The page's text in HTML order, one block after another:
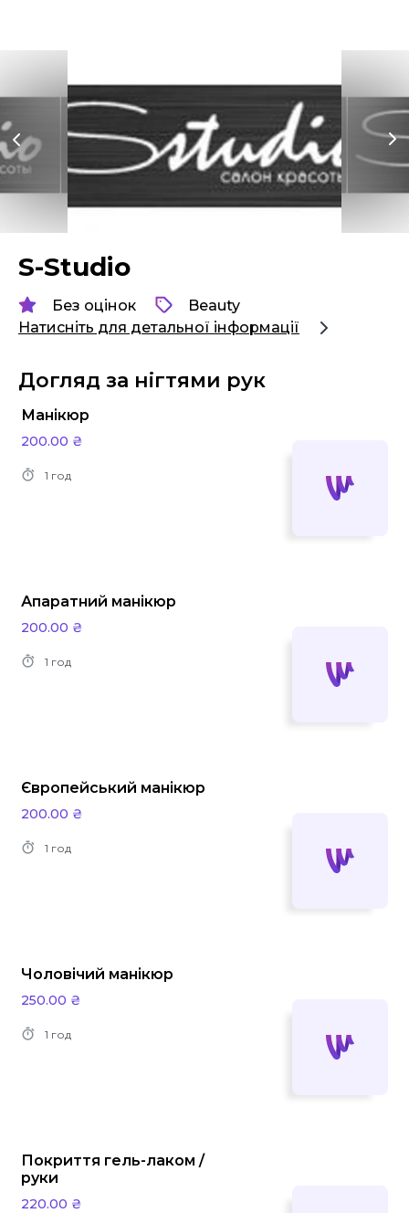
S-Studio
Без оцінок
Beauty
Натисніть для детальної інформації
Догляд за нігтями рук
Манікюр
200.00 ₴
1 год
Апаратний манікюр
200.00 ₴
1 год
Європейський манікюр
200.00 ₴
1 год
Чоловічий манікюр
250.00 ₴
1 год
Покриття гель-лаком /
руки
220.00 ₴